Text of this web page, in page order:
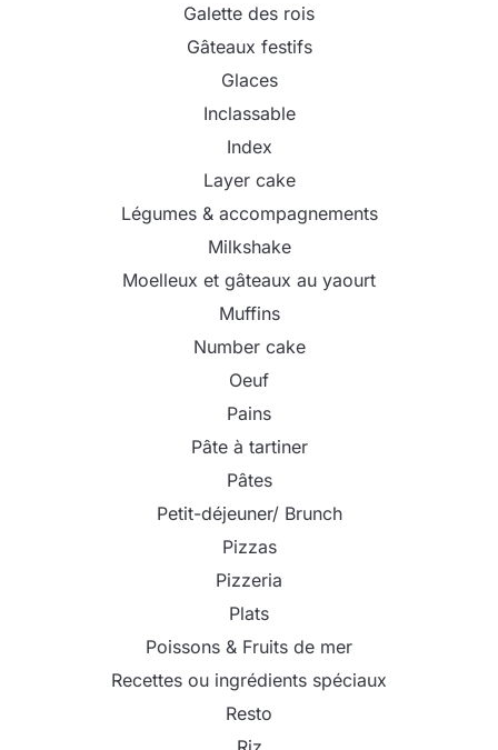
Galette des rois
Gâteaux festifs
Glaces
Inclassable
Index
Layer cake
Légumes & accompagnements
Milkshake
Moelleux et gâteaux au yaourt
Muffins
Number cake
Oeuf
Pains
Pâte à tartiner
Pâtes
Petit-déjeuner/ Brunch
Pizzas
Pizzeria
Plats
Poissons & Fruits de mer
Recettes ou ingrédients spéciaux
Resto